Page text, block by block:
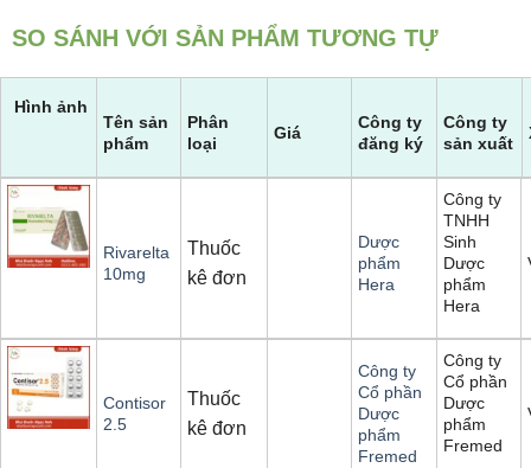
SO SÁNH VỚI SẢN PHẨM TƯƠNG TỰ
Hình ảnh
Tên sản
phẩm
Phân
loại
Giá
Công ty
đăng ký
Công ty
sản xuất
Rivarelta
10mg
Thuốc
kê đơn
Dược
phẩm
Hera
Công ty
TNHH
Sinh
Dược
phẩm
Hera
Contisor
2.5
Thuốc
kê đơn
Công ty
Cổ phần
Dược
phẩm
Fremed
Công ty
Cổ phần
Dược
phẩm
Fremed